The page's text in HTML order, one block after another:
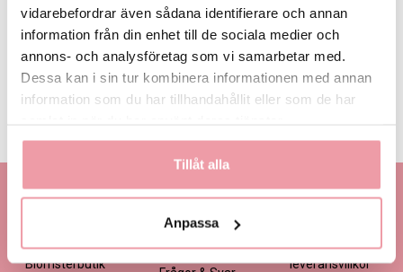
vidarebefordrar även sådana identifierare och annan
information från din enhet till de sociala medier och
annons- och analysföretag som vi samarbetar med.
Dessa kan i sin tur kombinera informationen med annan
information som du har tillhandahållit eller som de har
Tillåt alla
Anpassa
LÄGG I VARUKORGEN
Produktinformation Läs mer
Kontakta oss
Ansökan -
Blomsterbutik
Information
Om oss
Om cookies
Handla
Köp- och
leveransvillkor